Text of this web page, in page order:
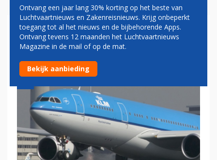
GALAXY NOTE OOK BIJ KLM
VERBODEN AAN BOORD
Ontvang een jaar lang 30% korting op het beste van
Luchtvaartnieuws en Zakenreisnieuws. Krijg onbeperkt
toegang tot al het nieuws en de bijbehorende Apps.
Ontvang tevens 12 maanden het Luchtvaartnieuws
Magazine in de mail of op de mat.
Bekijk aanbieding